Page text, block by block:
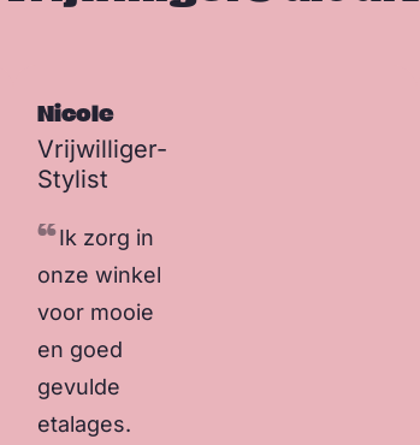
Nicole
Vrijwilliger-
Stylist
Ik zorg in
onze winkel
voor mooie
en goed
gevulde
etalages.